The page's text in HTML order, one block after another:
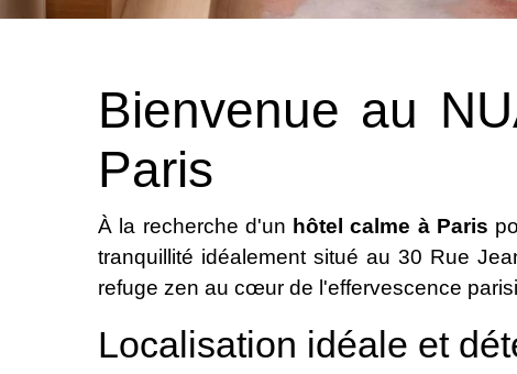
Bienvenue au
Paris
À la recherche d'un hôtel calme à Paris
tranquillité idéalement situé au 30 Rue
refuge zen au cœur de l'effervescence
Localisation idéale et